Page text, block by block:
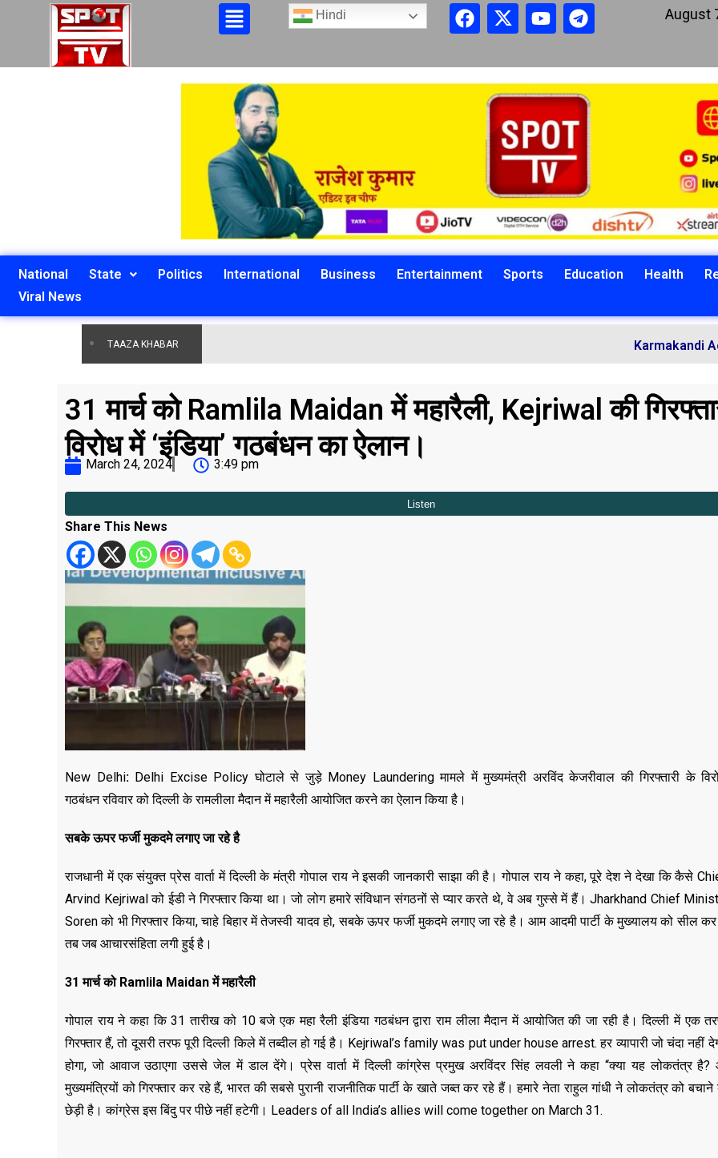
Hindi August
National State Politics International Business Entertainment Sports Education Health
Viral News
TAAZA KHABAR Karmakandi Acharya
31 मार्च को Ramlila Maidan में महारैली, Kejriwal की
विरोध में ‘इंडिया’ गठबंधन का ऐलान।
March 24, 2024 3:49 pm
Share This News
New Delhi: Delhi Excise Policy घोटाले से जुड़े Money Laundering मामले में मुख्यमंत्री अरविंद केजरीवाल की गिरफ्तारी के
गठबंधन रविवार को दिल्ली के रामलीला मैदान में महारैली आयोजित करने का ऐलान किया है।
सबके ऊपर फर्जी मुकदमे लगाए जा रहे है
राजधानी में एक संयुक्त प्रेस वार्ता में दिल्ली के मंत्री गोपाल राय ने इसकी जानकारी साझा की है। गोपाल राय ने कहा, पूरे देश ने देखा कि कैसे
Arvind Kejriwal को ईडी ने गिरफ्तार किया था। जो लोग हमारे संविधान संगठनों से प्यार करते थे, वे अब गुस्से में हैं। Jharkhand Chief
Soren को भी गिरफ्तार किया, चाहे बिहार में तेजस्वी यादव हो, सबके ऊपर फर्जी मुकदमे लगाए जा रहे है। आम आदमी पार्टी के मुख्यालय को सील कर
तब जब आचारसंहिता लगी हुई है।
31 मार्च को Ramlila Maidan में महारैली
गोपाल राय ने कहा कि 31 तारीख को 10 बजे एक महा रैली इंडिया गठबंधन द्वारा राम लीला मैदान में आयोजित की जा रही है। दिल्ली में एक
गिरफ्तार हैं, तो दूसरी तरफ पूरी दिल्ली किले में तब्दील हो गई है। Kejriwal’s family was put under house arrest. हर व्यापारी जो चंदा नहीं
होगा, जो आवाज उठाएगा उससे जेल में डाल देंगे। प्रेस वार्ता में दिल्ली कांग्रेस प्रमुख अरविंदर सिंह लवली ने कहा “क्या यह लोकतंत्र है?
मुख्यमंत्रियों को गिरफ्तार कर रहे हैं, भारत की सबसे पुरानी राजनीतिक पार्टी के खाते जब्त कर रहे हैं। हमारे नेता राहुल गांधी ने लोकतंत्र को
छेड़ी है। कांग्रेस इस बिंदु पर पीछे नहीं हटेगी। Leaders of all India’s allies will come together on March 31.
ASSAM ,BIHAR,
DELHI,EDUCATION,